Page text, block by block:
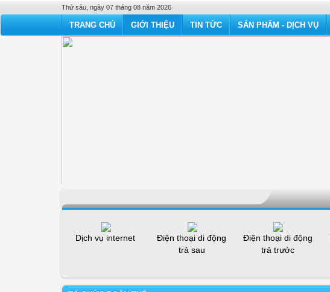
Thứ sáu, ngày 07 tháng 08 năm 2026
TRANG CHỦ GIỚI THIỆU TIN TỨC SẢN PHẨM - DỊCH VỤ
Dịch vụ internet
Điện thoại di động
trả sau
Điện thoại di động
trả trước